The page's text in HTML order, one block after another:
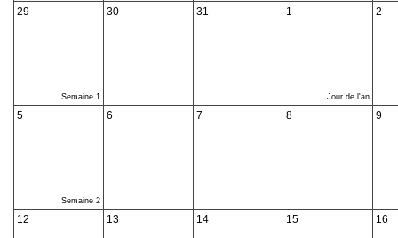
29
Semaine 1
30 31 1
Jour de l'an
2
5
Semaine 2
6 7 8 9
12 13 14 15 16